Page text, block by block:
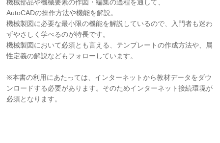
機械部品や機械要素の作図・編集の過程を通して、
AutoCADの操作方法や機能を解説。
機械製図に必要な最小限の機能を解説しているので、入門者も迷わ
ずやさしく学べるのが特長です。
機械製図において必須とも言える、テンプレートの作成方法や、属
性定義の解説などもフォローしています。
※本書の利用にあたっては、インターネットから教材データをダウ
ンロードする必要があります。そのためインターネット接続環境が
必須となります。